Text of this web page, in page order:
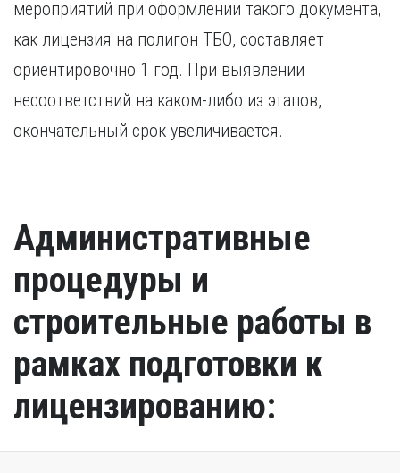
мероприятий при оформлении такого документа,
как лицензия на полигон ТБО, составляет
ориентировочно 1 год. При выявлении
несоответствий на каком-либо из этапов,
окончательный срок увеличивается.
Административные
процедуры и
строительные работы в
рамках подготовки к
лицензированию: